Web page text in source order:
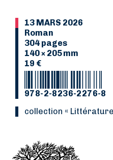
13 MARS 2026
Roman
304 pages
140 × 205 mm
19 €
978-2-8236-2276-8
collection «